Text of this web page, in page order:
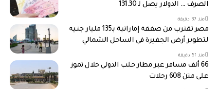
الصرف … الدولار يصل لـ 131.30
منذ 37 دقيقة
مصر تقترب من صفقة إماراتية بـ135 مليار جنيه
لتطوير أرض الجفيرة في الساحل الشمالي
منذ 51 دقيقة
66 ألف مسافر عبر مطار حلب الدولي خلال تموز
على متن 608 رحلات